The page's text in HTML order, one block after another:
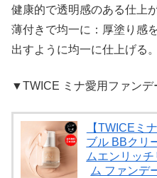
健康的で透明感のある仕上が
薄付きで均一に：厚塗り感
出すように均一に仕上げる。
▼TWICE ミナ愛用ファンデ
【TWICEミ
ブル BBクリ
ムエンリッ
ム ファンデ